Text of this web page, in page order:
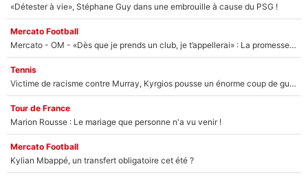
«Détester à vie», Stéphane Guy dans une embrouille à cause du PSG !
Mercato Football
Mercato - OM - «Dès que je prends un club, je t’appellerai» : La promesse de Marcelino au moment de claquer la porte
Tennis
Victime de racisme contre Murray, Kyrgios pousse un énorme coup de gueule !
Tour de France
Marion Rousse : Le mariage que personne n'a vu venir !
Mercato Football
Kylian Mbappé, un transfert obligatoire cet été ?